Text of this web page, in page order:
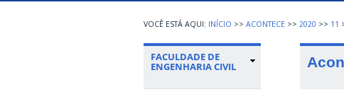
INÍCIO >> ACONTECE >> 2020 >> 11
FACULDADE DE
ENGENHARIA CIVIL